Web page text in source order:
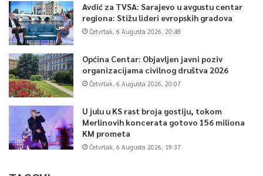
Avdić za TVSA: Sarajevo u avgustu centar
regiona: Stižu lideri evropskih gradova
Četvrtak, 6 Augusta 2026, 20:48
Općina Centar: Objavljen javni poziv
organizacijama civilnog društva 2026
Četvrtak, 6 Augusta 2026, 20:07
U julu u KS rast broja gostiju, tokom
Merlinovih koncerata gotovo 156 miliona
KM prometa
Četvrtak, 6 Augusta 2026, 19:37